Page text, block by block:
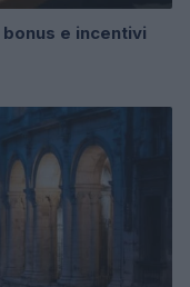
e incentivi